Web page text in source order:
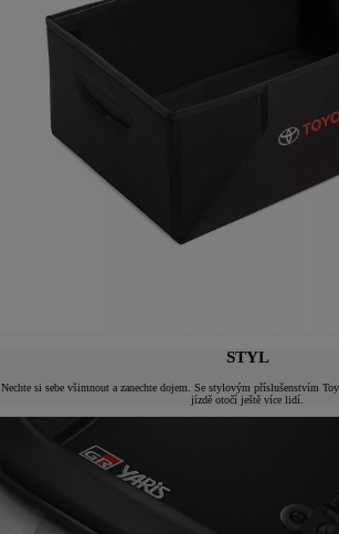
STYL
Nechte si sebe všimnout a zanechte dojem. Se stylovým příslušenstvím
jízdě otočí ještě více lidí.